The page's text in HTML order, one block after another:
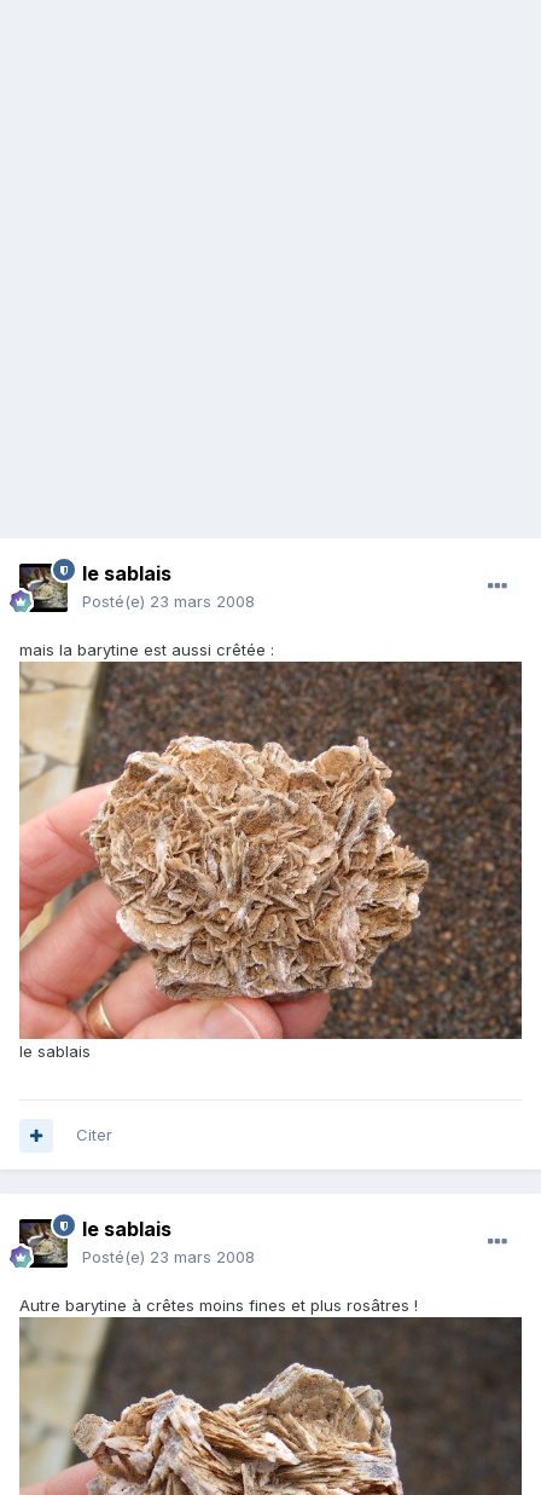
le sablais
Posté(e) 23 mars 2008
mais la barytine est aussi crêtée :
le sablais
Citer
le sablais
Posté(e) 23 mars 2008
Autre barytine à crêtes moins fines et plus rosâtres !